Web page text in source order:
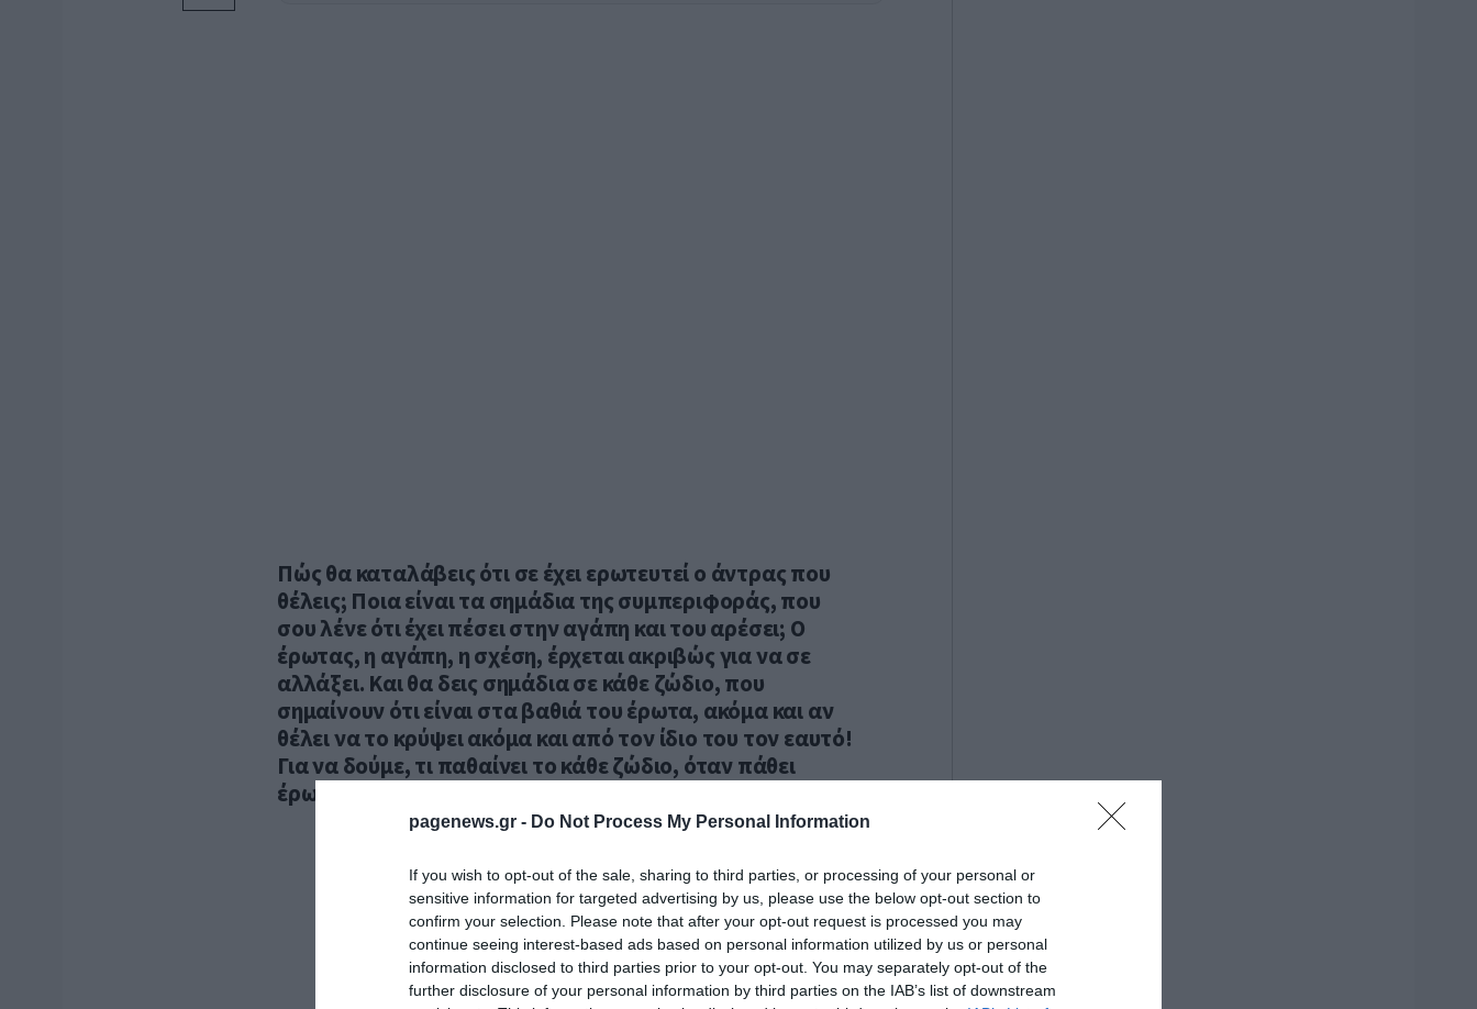
pagenews.gr - Do Not Process My Personal Information
If you wish to opt-out of the sale, sharing to third parties, or processing of your personal or
sensitive information for targeted advertising by us, please use the below opt-out section to
confirm your selection. Please note that after your opt-out request is processed you may
continue seeing interest-based ads based on personal information utilized by us or personal
information disclosed to third parties prior to your opt-out. You may separately opt-out of the
further disclosure of your personal information by third parties on the IAB’s list of downstream
Πώς θα καταλάβεις ότι σε έχει ερωτευτεί ο άντρας που
θέλεις; Ποια είναι τα σημάδια της συμπεριφοράς, που
σου λένε ότι έχει πέσει στην αγάπη και του αρέσει; Ο
έρωτας, η αγάπη, η σχέση, έρχεται ακριβώς για να σε
αλλάξει. Και θα δεις σημάδια σε κάθε ζώδιο, που
σημαίνουν ότι είναι στα βαθιά του έρωτα, ακόμα και αν
θέλει να το κρύψει ακόμα και από τον ίδιο του τον εαυτό!
Για να δούμε, τι παθαίνει το κάθε ζώδιο, όταν πάθει
έρωτα!